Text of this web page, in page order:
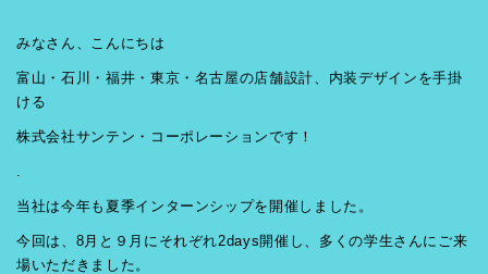
みなさん、こんにちは
富山・石川・福井・東京・名古屋の店舗設計、内装デザインを手掛
ける
株式会社サンテン・コーポレーションです！
.
当社は今年も夏季インターンシップを開催しました。
今回は、8月と９月にそれぞれ2days開催し、多くの学生さんにご来
場いただきました。